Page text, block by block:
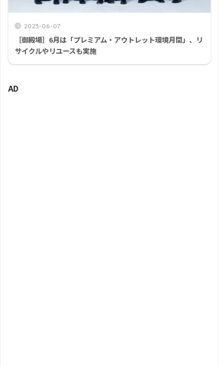
2023-06-07
［御殿場］6月は「プレミアム・アウトレット環境月間」、リ
サイクルやリユースも実施
AD